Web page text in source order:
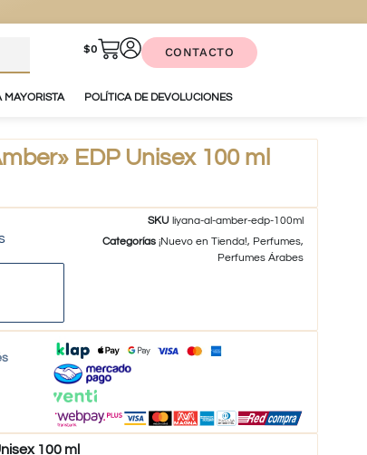
$0 CONTACTO
MAYORISTA POLÍTICA DE DEVOLUCIONES
EDP Unisex 100 ml
SKU liyana-al-amber-edp-100ml
Categorías ¡Nuevo en Tienda!, Perfumes,
Perfumes Árabes
100 ml